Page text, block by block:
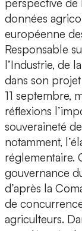
perspective de
données
européenne
Responsable
l’Industrie, de
dans son
11 septembre,
réflexions
souveraineté
notamment,
réglementaire.
gouvernance
d’après la
de
agriculteurs.